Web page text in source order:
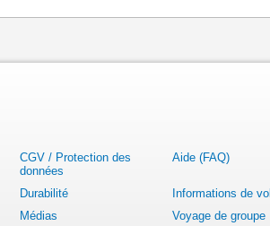
CGV / Protection des
données
Aide (FAQ)
Durabilité Informations de vol
Médias Voyage de groupe